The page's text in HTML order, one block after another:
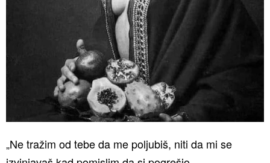
„Ne tražim od tebe da me poljubiš, niti da mi se